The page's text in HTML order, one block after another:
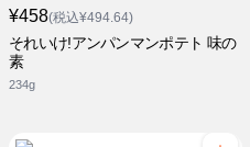
¥458(税込¥494.64)
それいけ!アンパンマンポテト 味の
素
234g